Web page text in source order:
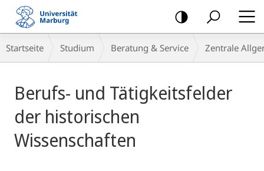
Mobile-
Navigation
Breadcrumb-
Navigation
Startseite Studium Beratung & Service Zentrale
Berufs- und Tätigkeitsfelder
der historischen
Wissenschaften